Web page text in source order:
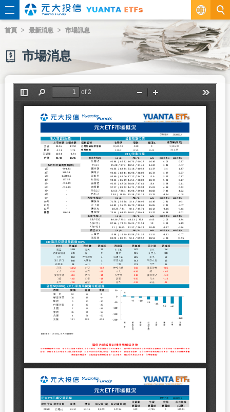
繁
EN
首頁 最新消息 市場訊息
市場消息